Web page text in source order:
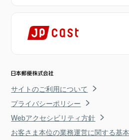
サイトのご利用について
プライバシーポリシー
Webアクセシビリティ方針
お客さま本位の業務運営に関する基